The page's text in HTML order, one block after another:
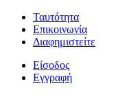
Ταυτότητα
Επικοινωνία
Διαφημιστείτε
Είσοδος
Εγγραφή